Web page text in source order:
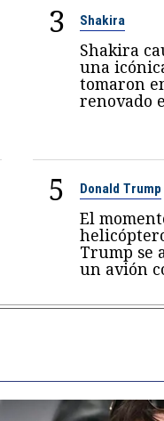
3 Shakira
Shakira
una
tomaron
renovado
5 Donald Trump
El
Trump se
un avión